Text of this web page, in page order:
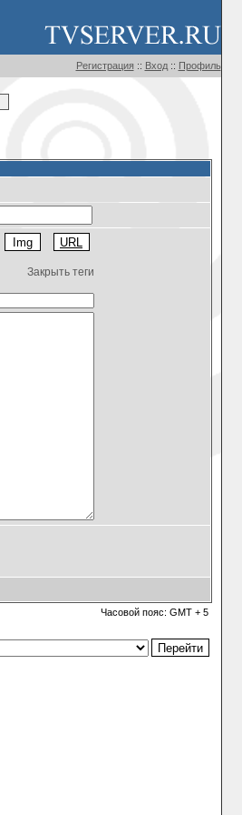
Регистрация :: Вход:: Профиль
Закрыть теги
Часовой пояс: GMT + 5